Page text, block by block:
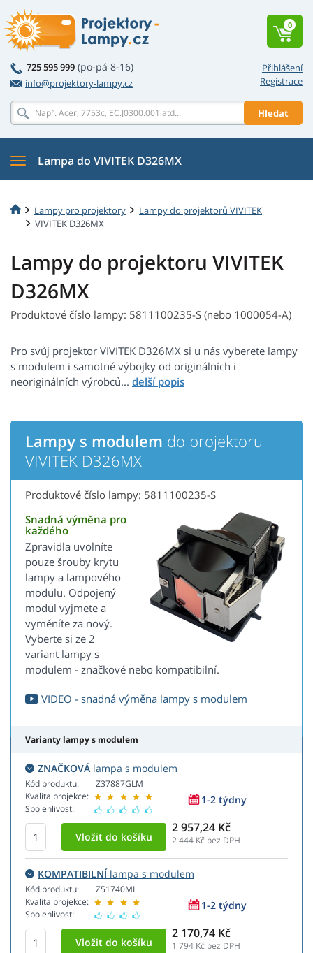
Přihlášení
Registrace
725 595 999 (po-pá 8-16)
info@projektory-lampy.cz
Hledat
0
Lampa do VIVITEK D326MX
Lampy pro projektory
Lampy do projektorů VIVITEK
VIVITEK D326MX
Lampy do projektoru VIVITEK
D326MX
Produktové číslo lampy: 5811100235-S (nebo 1000054-A)
Pro svůj projektor VIVITEK D326MX si u nás vyberete lampy
s modulem i samotné výbojky od originálních i
neoriginálních výrobců...
Lampy s modulem do projektoru
VIVITEK D326MX
Produktové číslo lampy: 5811100235-S
Snadná výměna pro
každého
Zpravidla uvolníte
pouze šrouby krytu
lampy a lampového
modulu. Odpojený
modul vyjmete a
vyměníte za nový.
Vyberte si ze 2
variant lampy s
modulem - značkové nebo kompatibilní.
VIDEO - snadná výměna lampy s modulem
Varianty lampy s modulem
ZNAČKOVÁ lampa s modulem
Kód produktu:
Kvalita projekce:
Spolehlivost:
Z37887GLM
1-2 týdny
2 957,24 Kč
2 444 Kč bez DPH
KOMPATIBILNÍlampa s modulem
Kód produktu:
Kvalita projekce:
Spolehlivost:
Z51740ML
1-2 týdny
2 170,74 Kč
1 794 Kč bez DPH